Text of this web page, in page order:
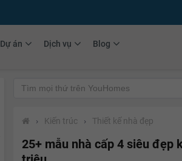
Dự án Dịch vụ Blog
› Kiến trúc › Thiết kế nhà đẹp
25+ mẫu nhà cấp 4 siêu đẹp